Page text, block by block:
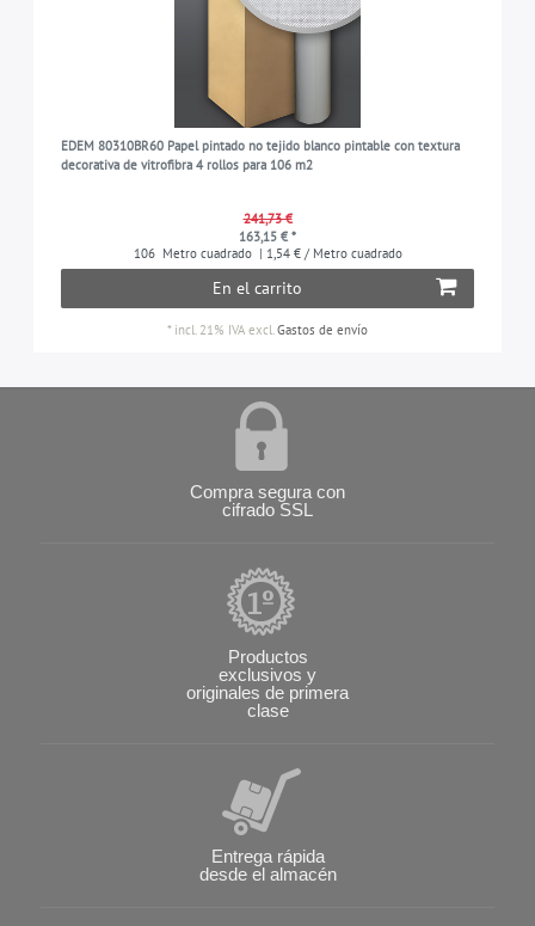
EDEM 80310BR60 Papel pintado no tejido blanco pintable con textura
decorativa de vitrofibra 4 rollos para 106 m2
241,73 €
163,15 € *
106 Metro cuadrado | 1,54 € / Metro cuadrado
En el carrito
* incl. 21% IVA excl.Gastos de envío
Compra segura con
cifrado SSL
Productos
exclusivos y
originales de primera
clase
Entrega rápida
desde el almacén